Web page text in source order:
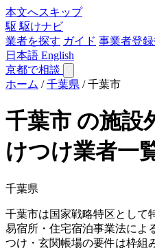
本文へスキップ
駆 駆けナビ
業者を探す ガイド 事業者登
日本語 English
京都で相談
ホーム / 千葉県 / 千葉市
千葉市 の施設
けつけ業者一
千葉県
千葉市は国家戦略特区として
易宿所・住宅宿泊事業法によ
つけ・玄関帳場の要件は枠組